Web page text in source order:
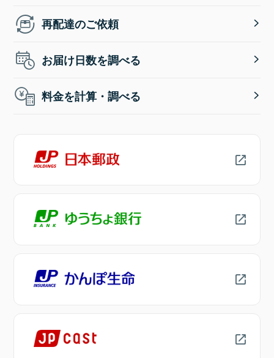
再配達のご依頼
お届け日数を調べる
料金を計算・調べる